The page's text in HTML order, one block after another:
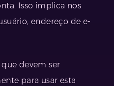
Isso implica nos
endereço de e-
que devem ser
para usar esta